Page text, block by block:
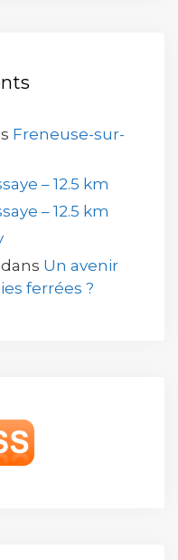
Freneuse-sur-
– 12.5 km
– 12.5 km
dans Un avenir
ferrées ?